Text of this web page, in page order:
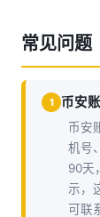
常见问题
1 币安
币安
机号
90天
示，
可联